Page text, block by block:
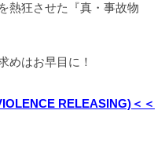
熱狂させた『真・事故物
めはお早目に！
RELEASING)＜＜